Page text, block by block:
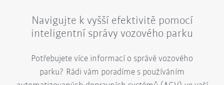
Navigujte k vyšší efektivitě pomocí
inteligentní správy vozového parku
Potřebujete více informací o správě vozového
parku? Rádi vám poradíme s používáním